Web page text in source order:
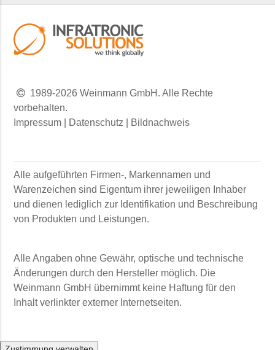
1989-2026 Weinmann GmbH. Alle Rechte
vorbehalten.
Impressum
Datenschutz Bildnachweis
Alle aufgeführten Firmen-, Markennamen und
Warenzeichen sind Eigentum ihrer jeweiligen Inhaber
und dienen lediglich zur Identifikation und Beschreibung
von Produkten und Leistungen.
Alle Angaben ohne Gewähr, optische und technische
Änderungen durch den Hersteller möglich. Die
Weinmann GmbH übernimmt keine Haftung für den
Inhalt verlinkter externer Internetseiten.